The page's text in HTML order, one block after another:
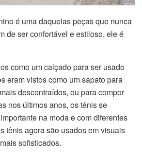
é uma daquelas peças que nunca
de ser confortável e estiloso, ele é
como um calçado para ser usado
eram vistos como um sapato para
descontraídos, ou para compor
nos últimos anos, os tênis se
na moda e com diferentes
tênis agora são usados em visuais
sofisticados.